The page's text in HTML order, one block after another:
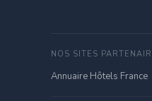
NOS SITES
Annuaire Hôtels France